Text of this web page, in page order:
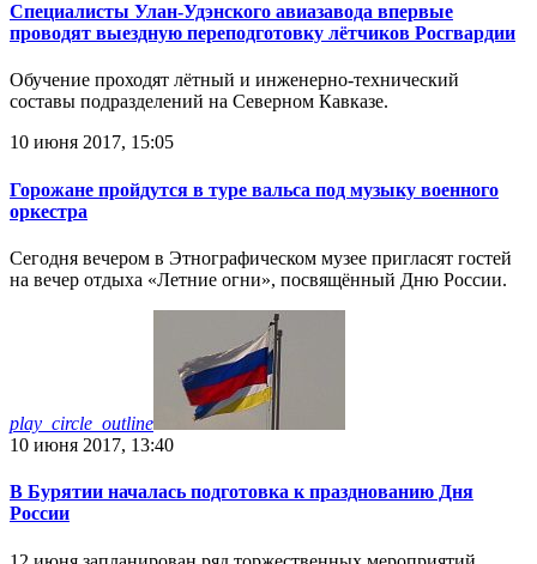
Специалисты Улан-Удэнского авиазавода впервые
проводят выездную переподготовку лётчиков Росгвардии
Обучение проходят лётный и инженерно-технический
составы подразделений на Северном Кавказе.
10 июня 2017, 15:05
Горожане пройдутся в туре вальса под музыку военного
оркестра
Сегодня вечером в Этнографическом музее пригласят гостей
на вечер отдыха «Летние огни», посвящённый Дню России.
play_circle_outline
10 июня 2017, 13:40
В Бурятии началась подготовка к празднованию Дня
России